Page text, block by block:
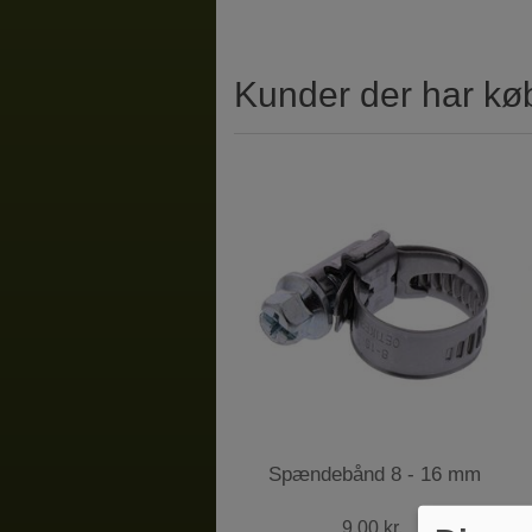
Kunder der har
Spændebånd 8 - 16 mm